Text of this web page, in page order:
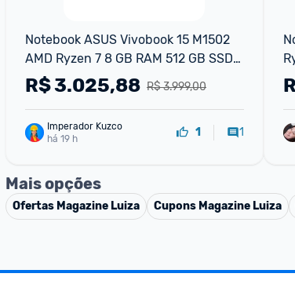
Notebook ASUS Vivobook 15 M1502
AMD Ryzen 7 8 GB RAM 512 GB SSD
KeepOS Linux Cool Silver -
M1502YA-NJ611
R$ 3.999,00
R$3.025,88
Imperador Kuzco
há 19 h
1 1
Mais opções
Ofertas Magazine Luiza Cupons Magazine Luiza